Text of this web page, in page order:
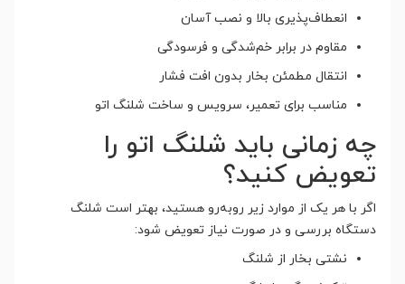
انعطاف‌پذیری بالا و نصب آسان
مقاوم در برابر خم‌شدگی و فرسودگی
انتقال مطمئن بخار بدون افت فشار
مناسب برای تعمیر، سرویس و ساخت شلنگ اتو
چه زمانی باید شلنگ اتو را
تعویض کنید؟
اگر با هر یک از موارد زیر روبه‌رو هستید، بهتر است شلنگ
دستگاه بررسی و در صورت نیاز تعویض شود:
نشتی بخار از شلنگ